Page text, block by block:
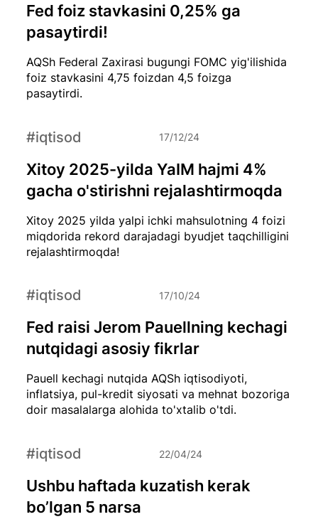
AQSh Federal Zaxirasi bugungi FOMC yig'ilishida
foiz stavkasini 4,75 foizdan 4,5 foizga
pasaytirdi.
Fed foiz stavkasini 0,25% ga
pasaytirdi!
Xitoy 2025 yilda yalpi ichki mahsulotning 4 foizi
miqdorida rekord darajadagi byudjet taqchilligini
rejalashtirmoqda!
Xitoy 2025-yilda YaIM hajmi 4%
gacha o'stirishni rejalashtirmoqda
#iqtisod 17/12/24
Pauell kechagi nutqida AQSh iqtisodiyoti,
inflatsiya, pul-kredit siyosati va mehnat bozoriga
doir masalalarga alohida to'xtalib o'tdi.
Fed raisi Jerom Pauellning kechagi
nutqidagi asosiy fikrlar
#iqtisod 17/10/24
Ushbu haftada kuzatish kerak
bo’lgan 5 narsa
#iqtisod 22/04/24